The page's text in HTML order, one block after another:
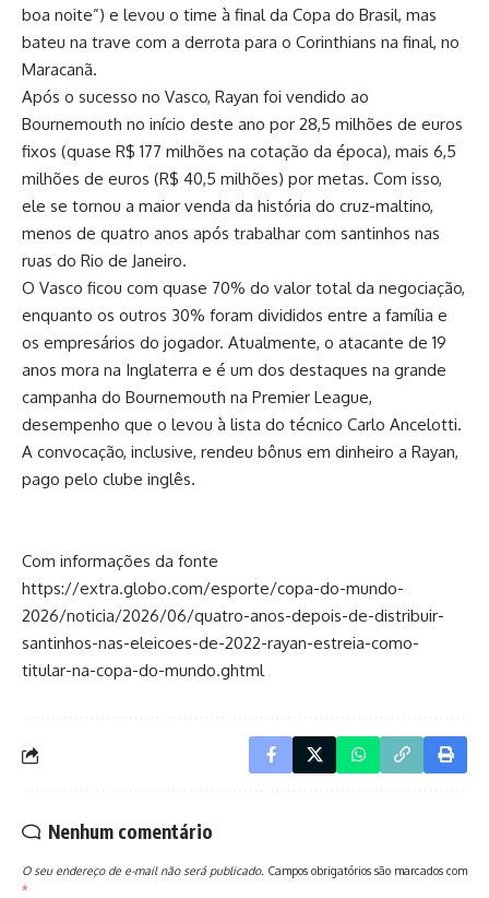
boa noite”) e levou o time à final da Copa do Brasil, mas
bateu na trave com a derrota para o Corinthians na final, no
Maracanã.
Após o sucesso no Vasco, Rayan foi vendido ao
Bournemouth no início deste ano por 28,5 milhões de euros
fixos (quase R$ 177 milhões na cotação da época), mais 6,5
milhões de euros (R$ 40,5 milhões) por metas. Com isso,
ele se tornou a maior venda da história do cruz-maltino,
menos de quatro anos após trabalhar com santinhos nas
ruas do Rio de Janeiro.
O Vasco ficou com quase 70% do valor total da negociação,
enquanto os outros 30% foram divididos entre a família e
os empresários do jogador. Atualmente, o atacante de 19
anos mora na Inglaterra e é um dos destaques na grande
campanha do Bournemouth na Premier League,
desempenho que o levou à lista do técnico Carlo Ancelotti.
A convocação, inclusive, rendeu bônus em dinheiro a Rayan,
pago pelo clube inglês.
Com informações da fonte
https://extra.globo.com/esporte/copa-do-mundo-
2026/noticia/2026/06/quatro-anos-depois-de-distribuir-
santinhos-nas-eleicoes-de-2022-rayan-estreia-como-
titular-na-copa-do-mundo.ghtml
Nenhum comentário
O seu endereço de e-mail não será publicado. Campos obrigatórios são marcados com
*